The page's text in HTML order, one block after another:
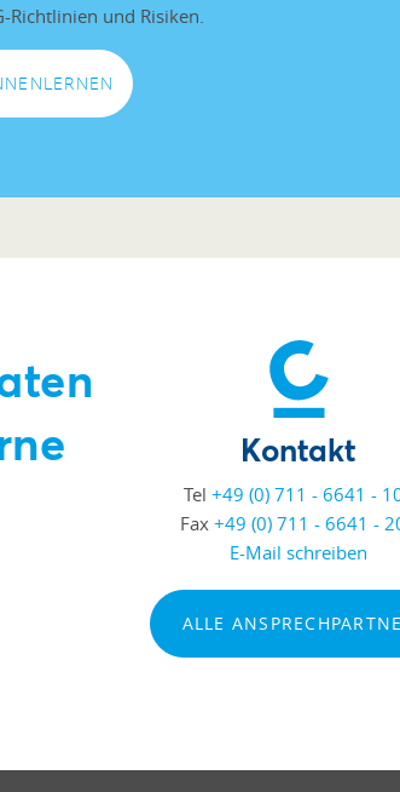
Richtlinien und Risiken.
Kontakt
Tel +49 (0) 711 - 6641 -
Fax+49 (0) 711 - 6641 -
E-Mail schreiben
ALLE